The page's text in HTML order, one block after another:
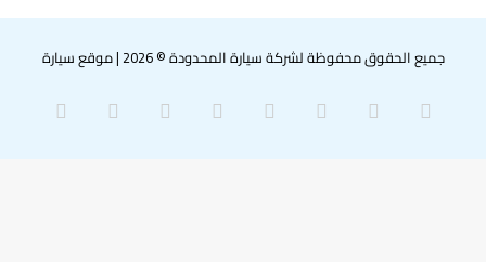
جميع الحقوق محفوظة لشركة سيارة المحدودة © 2026 |موقع سيارة
فيسبوك بينتيريست لينكدإن ‫YouTube انستقرام سناب